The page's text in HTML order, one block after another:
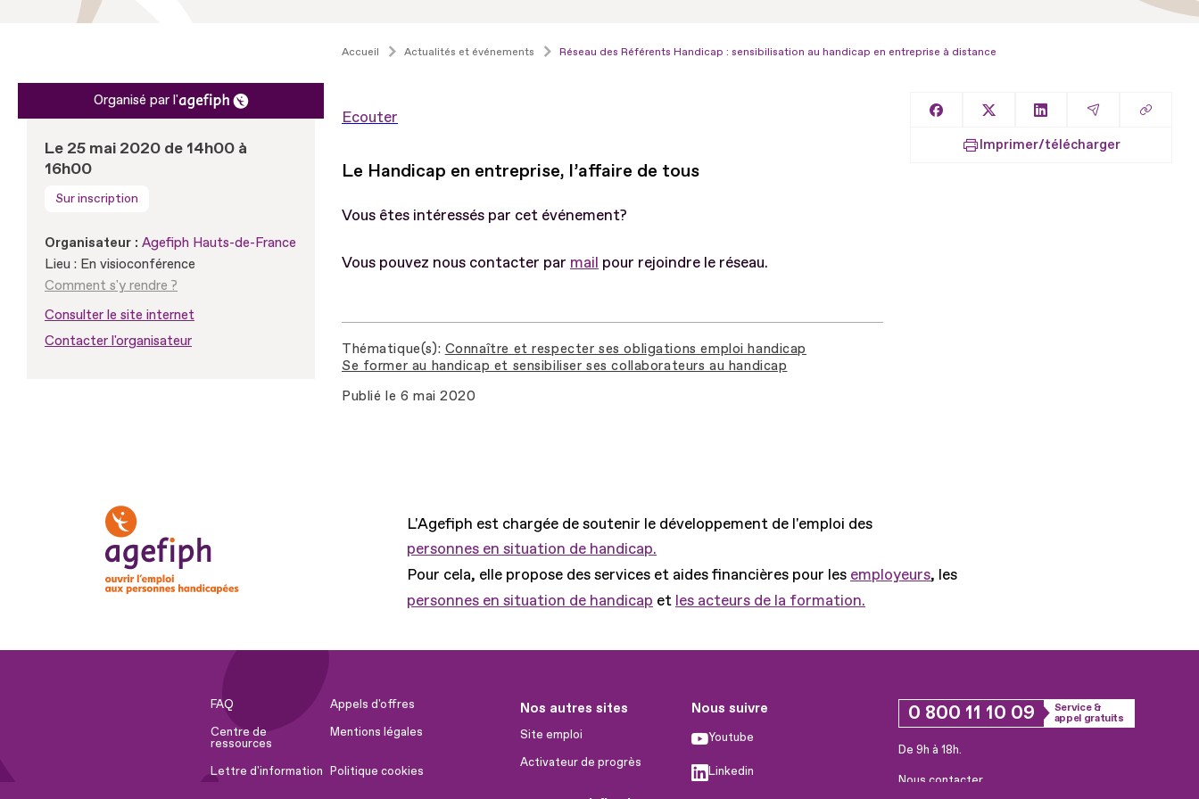
Accueil Actualités et événements Réseau des Référents Handicap : sensibilisation au handicap en entreprise à distance
Organisé par l'
Le 25 mai 2020 de 14h00 à
16h00
Sur inscription
Organisateur : Agefiph Hauts-de-France
Lieu : En visioconférence
Comment s'y rendre ?
Consulter le site internet
Contacter l'organisateur
Ecouter
Le Handicap en entreprise, l’affaire de tous
Vous êtes intéressés par cet événement?
Vous pouvez nous contacter par mail pour rejoindre le réseau.
Thématique(s) Connaître et respecter ses obligations emploi handicap
Se former au handicap et sensibiliser ses collaborateurs au handicap
Publié le 6 mai 2020
Partager sur Facebook
Partager sur XPartager sur LinkedIn
Partager par
Copier
Imprimer/télécharger
L'Agefiph est chargée de soutenir le développement de l'emploi des
personnes en situation de handicap.
Pour cela, elle propose des services et aides financières pour les employeurs, les
personnes en situation de handicap et les acteurs de la formation.
FAQ
Appels d'offres
Centre de
ressources
Mentions légales
Lettre d'information Politique cookies
Nos autres sites
Site emploi
Activateur de progrès
Nous suivre
Youtube
Linkedin
0 800 11 10 09
Service &
appel gratuits
De 9h à 18h.
Nous contacter